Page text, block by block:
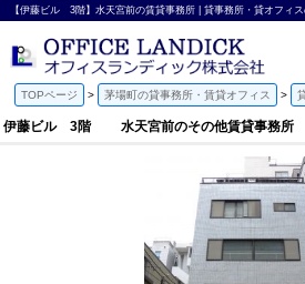
【伊藤ビル 3階】水天宮前の賃貸事務所 | 貸事務所・貸オフィ
TOPページ 茅場町の貸事務所・賃貸オフィス
伊藤ビル 3階 水天宮前のその他賃貸事務所